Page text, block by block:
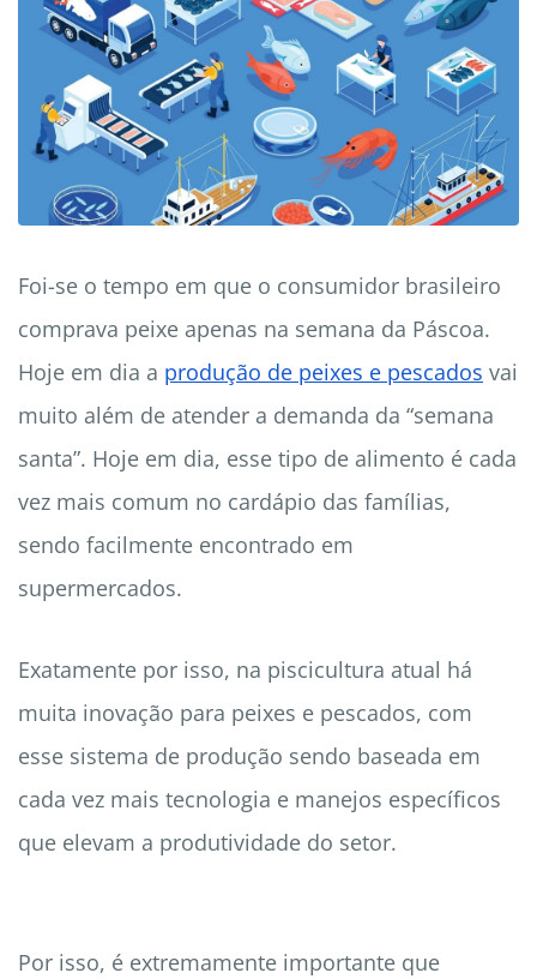
Foi-se o tempo em que o consumidor brasileiro
comprava peixe apenas na semana da Páscoa.
Hoje em dia a produção de peixes e pescados vai
muito além de atender a demanda da “semana
santa”. Hoje em dia, esse tipo de alimento é cada
vez mais comum no cardápio das famílias,
sendo facilmente encontrado em
supermercados.
Exatamente por isso, na piscicultura atual há
muita inovação para peixes e pescados, com
esse sistema de produção sendo baseada em
cada vez mais tecnologia e manejos específicos
que elevam a produtividade do setor.
Por isso, é extremamente importante que